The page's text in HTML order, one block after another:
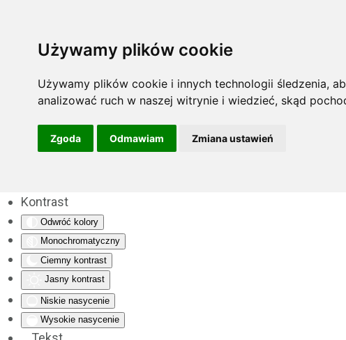
Używamy plików cookie
Używamy plików cookie i innych technologii śledzenia,
analizować ruch w naszej witrynie i wiedzieć, skąd
Zgoda Odmawiam Zmiana ustawień
Kontrast
Odwróć kolory
Monochromatyczny
Ciemny kontrast
Jasny kontrast
Niskie nasycenie
Wysokie nasycenie